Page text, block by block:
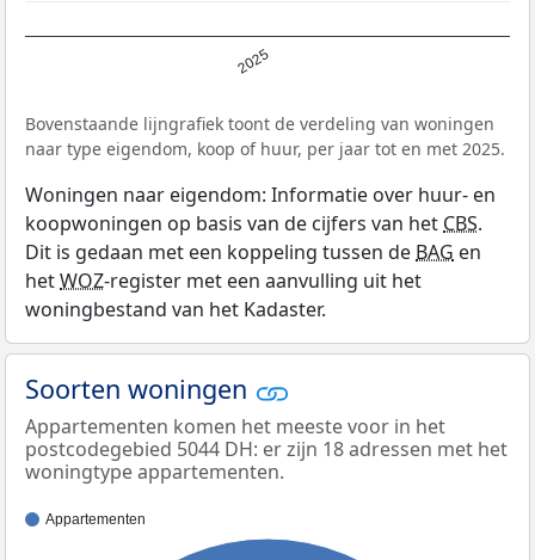
2025
Bovenstaande lijngrafiek toont de verdeling van woningen
naar type eigendom, koop of huur, per jaar tot en met 2025.
Woningen naar eigendom: Informatie over huur- en
koopwoningen op basis van de cijfers van hetCBS.
Dit is gedaan met een koppeling tussen deBAG en
hetWOZ-register met een aanvulling uit het
woningbestand van het Kadaster.
Soorten woningen
Appartementen komen het meeste voor in het
postcodegebied 5044 DH: er zijn 18 adressen met het
woningtype appartementen.
Appartementen